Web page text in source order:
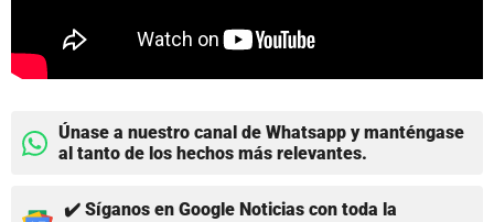
Únase a nuestro canal de Whatsapp y manténgase
al tanto de los hechos más relevantes.
✔️ Síganos en Google Noticias con toda la